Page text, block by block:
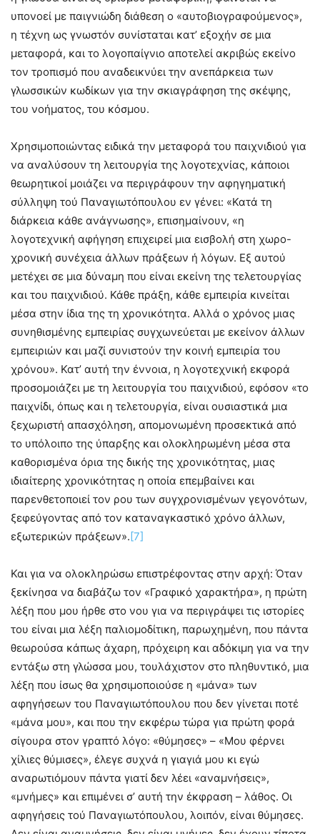
υπονοεί με παιγνιώδη διάθεση ο «αυτοβιογραφούμενος»,
η τέχνη ως γνωστόν συνίσταται κατ’ εξοχήν σε μια
μεταφορά, και το λογοπαίγνιο αποτελεί ακριβώς εκείνο
τον τροπισμό που αναδεικνύει την ανεπάρκεια των
γλωσσικών κωδίκων για την σκιαγράφηση της σκέψης,
του νοήματος, του κόσμου.
Χρησιμοποιώντας ειδικά την μεταφορά του παιχνιδιού για
να αναλύσουν τη λειτουργία της λογοτεχνίας, κάποιοι
θεωρητικοί μοιάζει να περιγράφουν την αφηγηματική
σύλληψη τού Παναγιωτόπουλου εν γένει: «Κατά τη
διάρκεια κάθε ανάγνωσης», επισημαίνουν, «η
λογοτεχνική αφήγηση επιχειρεί μια εισβολή στη χωρο-
χρονική συνέχεια άλλων πράξεων ή λόγων. Εξ αυτού
μετέχει σε μια δύναμη που είναι εκείνη της τελετουργίας
και του παιχνιδιού. Κάθε πράξη, κάθε εμπειρία κινείται
μέσα στην ίδια της τη χρονικότητα. Αλλά ο χρόνος μιας
συνηθισμένης εμπειρίας συγχωνεύεται με εκείνον άλλων
εμπειριών και μαζί συνιστούν την κοινή εμπειρία του
χρόνου». Κατ’ αυτή την έννοια, η λογοτεχνική εκφορά
προσομοιάζει με τη λειτουργία του παιχνιδιού, εφόσον «το
παιχνίδι, όπως και η τελετουργία, είναι ουσιαστικά μια
ξεχωριστή απασχόληση, απομονωμένη προσεκτικά από
το υπόλοιπο της ύπαρξης και ολοκληρωμένη μέσα στα
καθορισμένα όρια της δικής της χρονικότητας, μιας
ιδιαίτερης χρονικότητας η οποία επεμβαίνει και
παρενθετοποιεί τον ρου των συγχρονισμένων γεγονότων,
ξεφεύγοντας από τον καταναγκαστικό χρόνο άλλων,
εξωτερικών πράξεων».[7]
Και για να ολοκληρώσω επιστρέφοντας στην αρχή: Όταν
ξεκίνησα να διαβάζω τον «Γραφικό χαρακτήρα», η πρώτη
λέξη που μου ήρθε στο νου για να περιγράψει τις ιστορίες
του είναι μια λέξη παλιομοδίτικη, παρωχημένη, που πάντα
θεωρούσα κάπως άχαρη, πρόχειρη και αδόκιμη για να την
εντάξω στη γλώσσα μου, τουλάχιστον στο πληθυντικό, μια
λέξη που ίσως θα χρησιμοποιούσε η «μάνα» των
αφηγήσεων του Παναγιωτόπουλου που δεν γίνεται ποτέ
«μάνα μου», και που την εκφέρω τώρα για πρώτη φορά
σίγουρα στον γραπτό λόγο: «θύμησες» – «Μου φέρνει
χίλιες θύμισες», έλεγε συχνά η γιαγιά μου κι εγώ
αναρωτιόμουν πάντα γιατί δεν λέει «αναμνήσεις»,
«μνήμες» και επιμένει σ’ αυτή την έκφραση – λάθος. Οι
αφηγήσεις τού Παναγιωτόπουλου, λοιπόν, είναι θύμησες.